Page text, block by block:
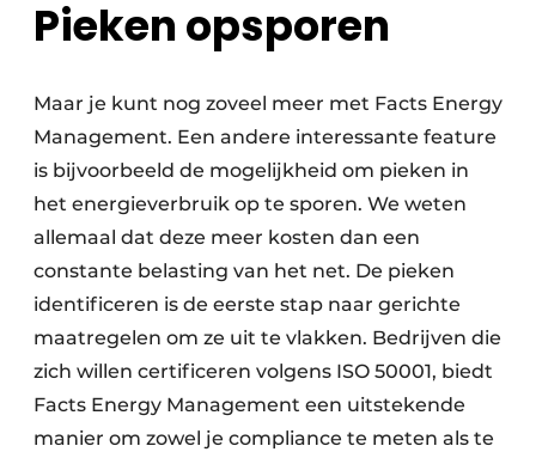
Pieken opsporen
Maar je kunt nog zoveel meer met Facts Energy
Management. Een andere interessante feature
is bijvoorbeeld de mogelijkheid om pieken in
het energieverbruik op te sporen. We weten
allemaal dat deze meer kosten dan een
constante belasting van het net. De pieken
identificeren is de eerste stap naar gerichte
maatregelen om ze uit te vlakken. Bedrijven die
zich willen certificeren volgens ISO 50001, biedt
Facts Energy Management een uitstekende
manier om zowel je compliance te meten als te